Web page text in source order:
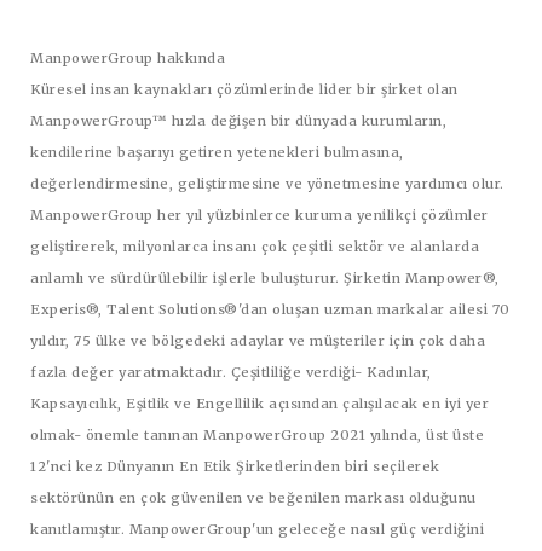
ManpowerGroup hakkında
Küresel insan kaynakları çözümlerinde lider bir şirket olan
ManpowerGroup™ hızla değişen bir dünyada kurumların,
kendilerine başarıyı getiren yetenekleri bulmasına,
değerlendirmesine, geliştirmesine ve yönetmesine yardımcı olur.
ManpowerGroup her yıl yüzbinlerce kuruma yenilikçi çözümler
geliştirerek, milyonlarca insanı çok çeşitli sektör ve alanlarda
anlamlı ve sürdürülebilir işlerle buluşturur. Şirketin Manpower®,
Experis®, Talent Solutions®'dan oluşan uzman markalar ailesi 70
yıldır, 75 ülke ve bölgedeki adaylar ve müşteriler için çok daha
fazla değer yaratmaktadır. Çeşitliliğe verdiği- Kadınlar,
Kapsayıcılık, Eşitlik ve Engellilik açısından çalışılacak en iyi yer
olmak- önemle tanınan ManpowerGroup 2021 yılında, üst üste
12'nci kez Dünyanın En Etik Şirketlerinden biri seçilerek
sektörünün en çok güvenilen ve beğenilen markası olduğunu
kanıtlamıştır. ManpowerGroup'un geleceğe nasıl güç verdiğini